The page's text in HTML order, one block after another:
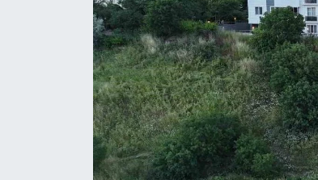
EĞİTİM
EKONOMİ
English News